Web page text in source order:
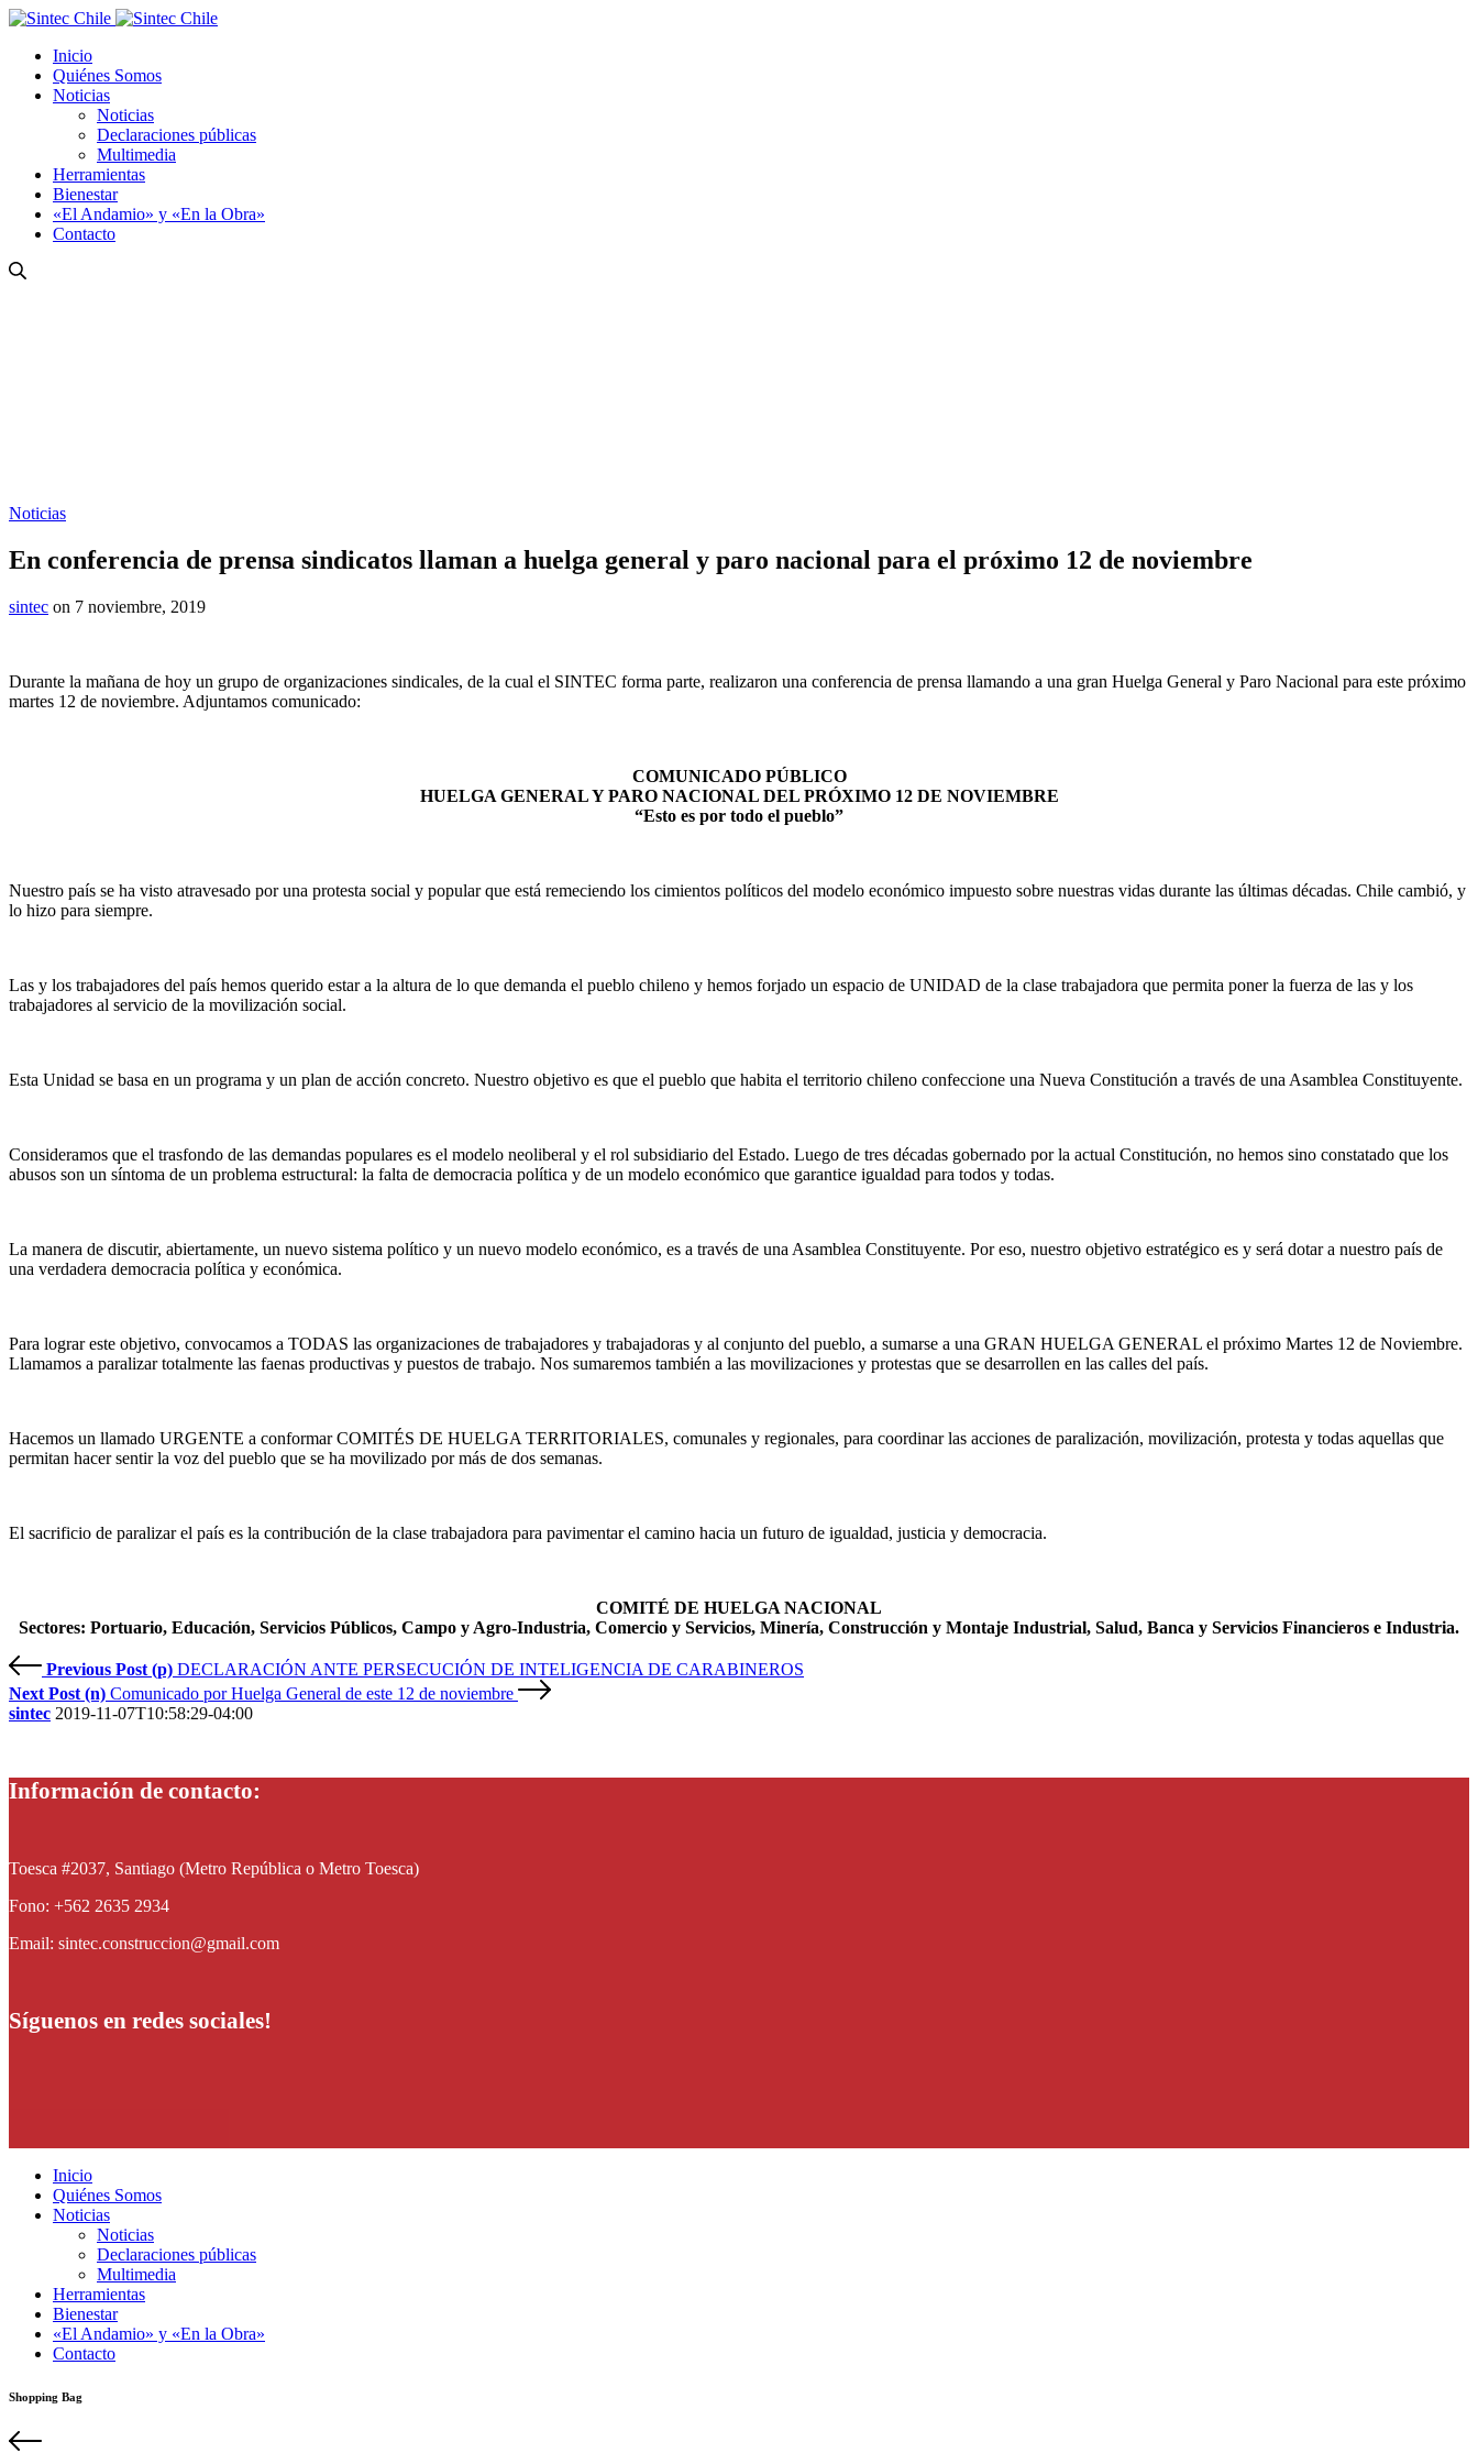
Inicio
Quiénes Somos
Noticias
Noticias
Declaraciones públicas
Multimedia
Herramientas
Bienestar
«El Andamio» y «En la Obra»
Contacto
Noticias
En conferencia de prensa sindicatos llaman a huelga general y paro nacional para el próximo 12 de noviembre
sintec on 7 noviembre, 2019
Durante la mañana de hoy un grupo de organizaciones sindicales, de la cual el SINTEC forma parte, realizaron una conferencia de prensa llamando a una gran Huelga General y Paro Nacional para este próximo
martes 12 de noviembre. Adjuntamos comunicado:
COMUNICADO PÚBLICO
HUELGA GENERAL Y PARO NACIONAL DEL PRÓXIMO 12 DE NOVIEMBRE
“Esto es por todo el pueblo”
Nuestro país se ha visto atravesado por una protesta social y popular que está remeciendo los cimientos políticos del modelo económico impuesto sobre nuestras vidas durante las últimas décadas. Chile cambió, y
lo hizo para siempre.
Las y los trabajadores del país hemos querido estar a la altura de lo que demanda el pueblo chileno y hemos forjado un espacio de UNIDAD de la clase trabajadora que permita poner la fuerza de las y los
trabajadores al servicio de la movilización social.
Esta Unidad se basa en un programa y un plan de acción concreto. Nuestro objetivo es que el pueblo que habita el territorio chileno confeccione una Nueva Constitución a través de una Asamblea Constituyente.
Consideramos que el trasfondo de las demandas populares es el modelo neoliberal y el rol subsidiario del Estado. Luego de tres décadas gobernado por la actual Constitución, no hemos sino constatado que los
abusos son un síntoma de un problema estructural: la falta de democracia política y de un modelo económico que garantice igualdad para todos y todas.
La manera de discutir, abiertamente, un nuevo sistema político y un nuevo modelo económico, es a través de una Asamblea Constituyente. Por eso, nuestro objetivo estratégico es y será dotar a nuestro país de
una verdadera democracia política y económica.
Para lograr este objetivo, convocamos a TODAS las organizaciones de trabajadores y trabajadoras y al conjunto del pueblo, a sumarse a una GRAN HUELGA GENERAL el próximo Martes 12 de Noviembre.
Llamamos a paralizar totalmente las faenas productivas y puestos de trabajo. Nos sumaremos también a las movilizaciones y protestas que se desarrollen en las calles del país.
Hacemos un llamado URGENTE a conformar COMITÉS DE HUELGA TERRITORIALES, comunales y regionales, para coordinar las acciones de paralización, movilización, protesta y todas aquellas que
permitan hacer sentir la voz del pueblo que se ha movilizado por más de dos semanas.
El sacrificio de paralizar el país es la contribución de la clase trabajadora para pavimentar el camino hacia un futuro de igualdad, justicia y democracia.
COMITÉ DE HUELGA NACIONAL
Sectores: Portuario, Educación, Servicios Públicos, Campo y Agro-Industria, Comercio y Servicios, Minería, Construcción y Montaje Industrial, Salud, Banca y Servicios Financieros e Industria.
Previous Post (p) DECLARACIÓN ANTE PERSECUCIÓN DE INTELIGENCIA DE CARABINEROS
Next Post (n) Comunicado por Huelga General de este 12 de noviembre
sintec 2019-11-07T10:58:29-04:00
Información de contacto:
Toesca #2037, Santiago (Metro República o Metro Toesca)
Fono: +562 2635 2934
Email: sintec.construccion@gmail.com
Síguenos en redes sociales!
Inicio
Quiénes Somos
Noticias
Noticias
Declaraciones públicas
Multimedia
Herramientas
Bienestar
«El Andamio» y «En la Obra»
Contacto
Shopping Bag